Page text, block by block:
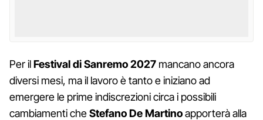
Per ilFestival di Sanremo 2027 mancano ancora
diversi mesi, ma il lavoro è tanto e iniziano ad
emergere le prime indiscrezioni circa i possibili
cambiamenti cheStefano De Martinoapporterà alla